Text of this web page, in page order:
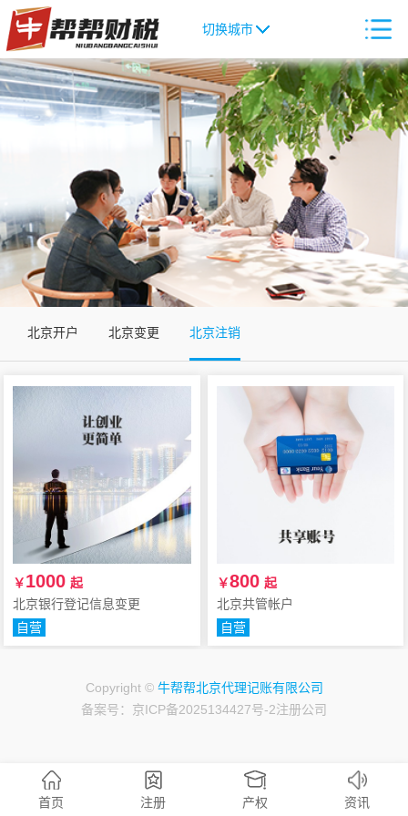
切换城市
北京开户 北京变更 北京注销
￥1000 起
北京银行登记信息变更
自营
￥800 起
北京共管帐户
自营
Copyright © 牛帮帮北京代理记账有限公司
备案号：京ICP备2025134427号-2注册公司
首页 注册 产权 资讯